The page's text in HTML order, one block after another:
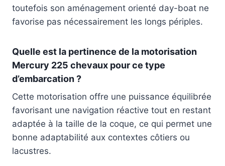
toutefois son aménagement orienté day-boat ne
favorise pas nécessairement les longs périples.
Quelle est la pertinence de la motorisation
Mercury 225 chevaux pour ce type
d’embarcation ?
Cette motorisation offre une puissance équilibrée
favorisant une navigation réactive tout en restant
adaptée à la taille de la coque, ce qui permet une
bonne adaptabilité aux contextes côtiers ou
lacustres.